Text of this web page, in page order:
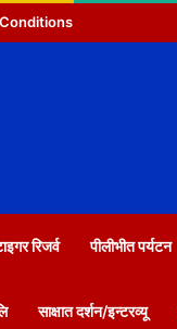
रिजर्व पीलीभीत पर्यटन
साक्षात दर्शन/इन्टरव्यू